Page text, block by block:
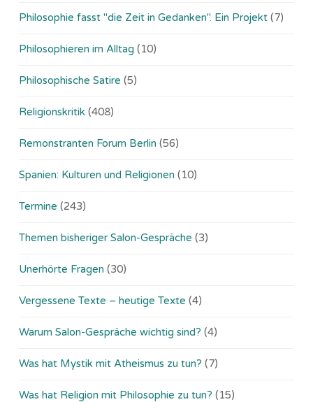
Philosophie fasst "die Zeit in Gedanken". Ein Projekt (7)
Philosophieren im Alltag (10)
Philosophische Satire (5)
Religionskritik (408)
Remonstranten Forum Berlin (56)
Spanien: Kulturen und Religionen (10)
Termine (243)
Themen bisheriger Salon-Gespräche (3)
Unerhörte Fragen (30)
Vergessene Texte – heutige Texte (4)
Warum Salon-Gespräche wichtig sind? (4)
Was hat Mystik mit Atheismus zu tun? (7)
Was hat Religion mit Philosophie zu tun? (15)